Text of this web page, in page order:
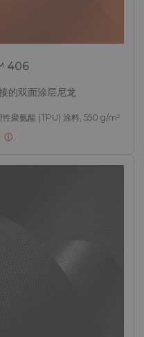
406
的双面涂层尼龙
聚氨酯 (TPU) 涂料, 550 g/m²